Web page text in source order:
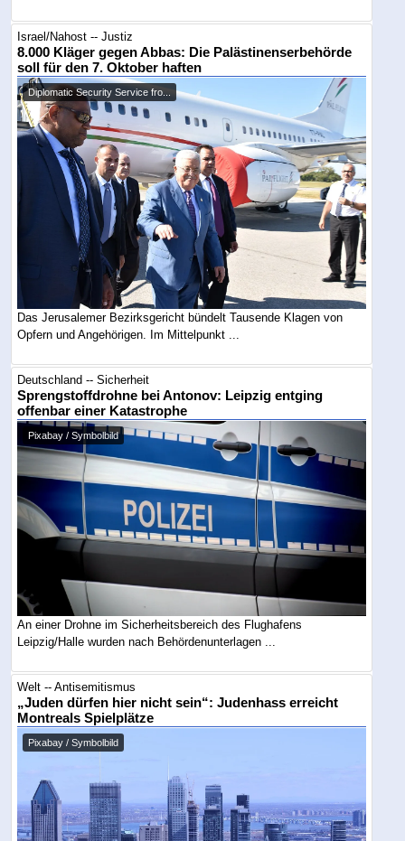
Israel/Nahost -- Justiz
8.000 Kläger gegen Abbas: Die Palästinenserbehörde
soll für den 7. Oktober haften
Diplomatic Security Service fro...
Das Jerusalemer Bezirksgericht bündelt Tausende Klagen von
Opfern und Angehörigen. Im Mittelpunkt ...
Deutschland -- Sicherheit
Sprengstoffdrohne bei Antonov: Leipzig entging
offenbar einer Katastrophe
Pixabay / Symbolbild
An einer Drohne im Sicherheitsbereich des Flughafens
Leipzig/Halle wurden nach Behördenunterlagen ...
Welt -- Antisemitismus
„Juden dürfen hier nicht sein“: Judenhass erreicht
Montreals Spielplätze
Pixabay / Symbolbild